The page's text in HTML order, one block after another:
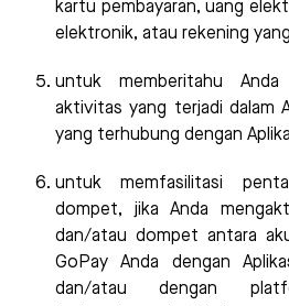
kartu pembayaran, uang
elektronik, atau rekening
untuk memberitahu
aktivitas yang terjadi dalam
yang terhubung dengan
untuk memfasilitasi
dompet, jika Anda
dan/atau dompet antara
GoPay Anda dengan
dan/atau dengan